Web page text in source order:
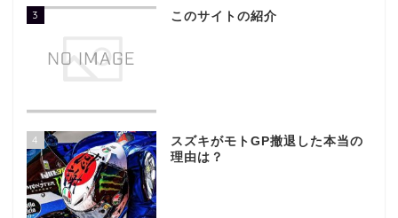
3 このサイトの紹介
4
スズキがモトGP撤退した本当の
理由は？